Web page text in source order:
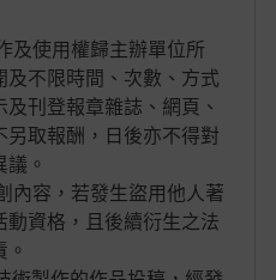
及使用權歸主辦單位所
不限時間、次數、方式
刊登報章雜誌、網頁、
取報酬，日後亦不得對
。
容，若發生盜用他人著
資格，且後續衍生之法